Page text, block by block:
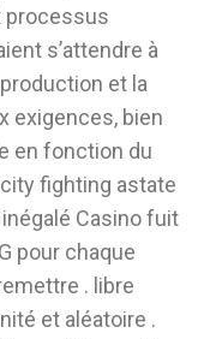
processus
s’attendre à
et la
exigences, bien
en fonction du
fighting astate
Casino fuit
pour chaque
. libre
et aléatoire .